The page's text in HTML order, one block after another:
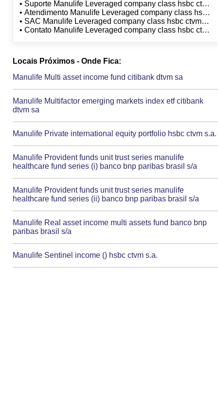
ctvm s.a.
• Suporte Manulife Leveraged company class hsbc ctvm
s.a.
• Atendimento Manulife Leveraged company class hsbc
ctvm s.a.
• SAC Manulife Leveraged company class hsbc ctvm
s.a.
• Contato Manulife Leveraged company class hsbc ctvm
Locais Próximos - Onde Fica:
Manulife Multi asset income fund citibank dtvm sa
Manulife Multifactor emerging markets index etf citibank
dtvm sa
Manulife Private international equity portfolio hsbc ctvm s.a.
Manulife Provident funds unit trust series manulife
healthcare fund series (i) banco bnp paribas brasil s/a
Manulife Provident funds unit trust series manulife
healthcare fund series (ii) banco bnp paribas brasil s/a
Manulife Real asset income multi assets fund banco bnp
paribas brasil s/a
Manulife Sentinel income () hsbc ctvm s.a.